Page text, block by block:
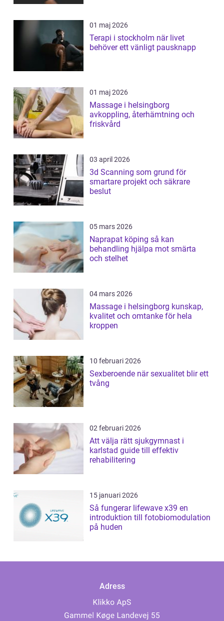
01 maj 2026
Terapi i stockholm när livet
behöver ett vänligt pausknapp
01 maj 2026
Massage i helsingborg
avkoppling, återhämtning och
friskvård
03 april 2026
3d Scanning som grund för
smartare projekt och säkrare
beslut
05 mars 2026
Naprapat köping så kan
behandling hjälpa mot smärta
och stelhet
04 mars 2026
Massage i helsingborg kunskap,
kvalitet och omtanke för hela
kroppen
10 februari 2026
Sexberoende när sexualitet blir ett
tvång
02 februari 2026
Att välja rätt sjukgymnast i
karlstad guide till effektiv
rehabilitering
15 januari 2026
Så fungerar lifewave x39 en
introduktion till fotobiomodulation
på huden
Adress